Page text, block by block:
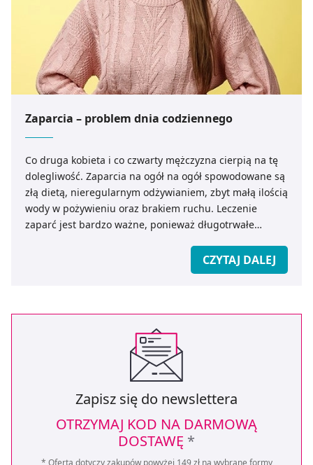
Zaparcia – problem dnia codziennego
Co druga kobieta i co czwarty mężczyzna cierpią na tę
dolegliwość. Zaparcia na ogół na ogół spowodowane są
złą dietą, nieregularnym odżywianiem, zbyt małą ilością
wody w pożywieniu oraz brakiem ruchu. Leczenie
zaparć jest bardzo ważne, ponieważ długotrwałe
CZYTAJ DALEJ
Zapisz się do newslettera
OTRZYMAJ KOD NA DARMOWĄ
DOSTAWĘ *